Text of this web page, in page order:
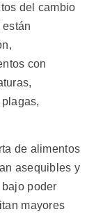
del cambio
con
de alimentos
asequibles y
poder
mayores